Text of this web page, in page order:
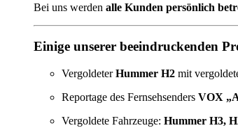
Bei uns werden alle Kunden persönlich
Einige unserer beeindruckenden
VergoldeterHummer H2 mit
Reportage des Fernsehsenders VOX
Vergoldete Fahrzeuge: Hummer H3,